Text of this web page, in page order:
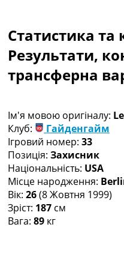
Чемпіонат
Україна.
Україна. Перша
Ліга Чемпіонів
Ще Турніри
Таблиці
Чемпіонат
Таблиця УПЛ
Перша Ліга
Таблиця АПЛ
Таблиця Ла Ліги
Таблиця Ліги
Всі таблиці >>>
Статистика та
Результати,
трансферна
Ім'я мовою оригіналу:
Клуб:
Гайденгайм
Ігровий номер: 33
Позиція: Захисник
Національність: USA
Місце народження:
Вік: 26(8 Жовтня 1999)
Зріст: 187 см
Вага: 89 кг